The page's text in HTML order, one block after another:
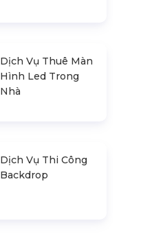
Dịch Vụ Thuê Màn
Hình Led Trong
Nhà
Dịch Vụ Thi Công
Backdrop